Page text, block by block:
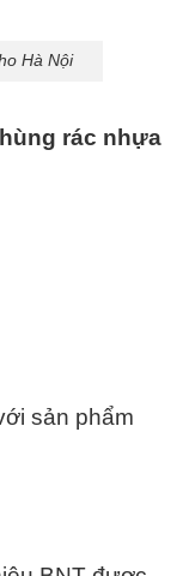
Hà Nội
rác nhựa
sản phẩm